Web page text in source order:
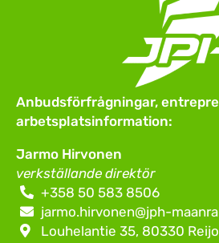
Anbudsförfrågningar,
arbetsplatsinformation:
Jarmo Hirvonen
verkställande direktör
+358 50 583 8506
jarmo.hirvonen@jph-
Louhelantie 35, 80330